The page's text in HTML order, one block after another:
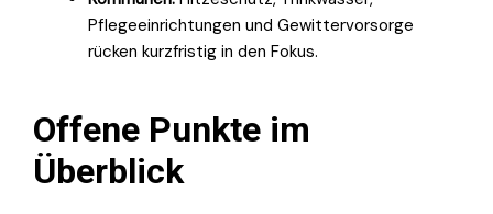
Pflegeeinrichtungen und Gewittervorsorge
rücken kurzfristig in den Fokus.
Offene Punkte im
Überblick